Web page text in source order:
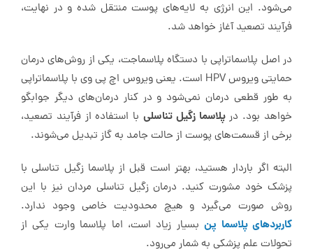
می‌شود. این انرژی به لایه‌های پوست منتقل شده و در نهایت،
فرآیند تصعید آغاز خواهد شد.
در اصل پلاسما‌تراپی با دستگاه پلاسما‌جت، یکی از روش‌های درمان
حمایتی ویروس HPV است. یعنی ویروس اچ پی وی با پلاسما‌تراپی
به طور قطعی درمان نمی‌شود و در کنار درمان‌های دیگر جوابگو
خواهد بود. درپلاسما زگیل تناسلی با استفاده از فرآیند تصعید،
برخی از قسمت‌های پوست از حالت جامد به گاز تبدیل می‌شوند.
البته اگر باردار هستید، بهتر است قبل از پلاسما زگیل تناسلی با
پزشک خود مشورت کنید. درمان زگیل تناسلی مردان نیز با این
روش صورت می‌گیرد و هیچ محدودیت خاصی وجود ندارد.
کاربردهای پلاسما پنبسیار زیاد است، اما پلاسما وارت یکی از
تحولات علم پزشکی به شمار می‌رود.